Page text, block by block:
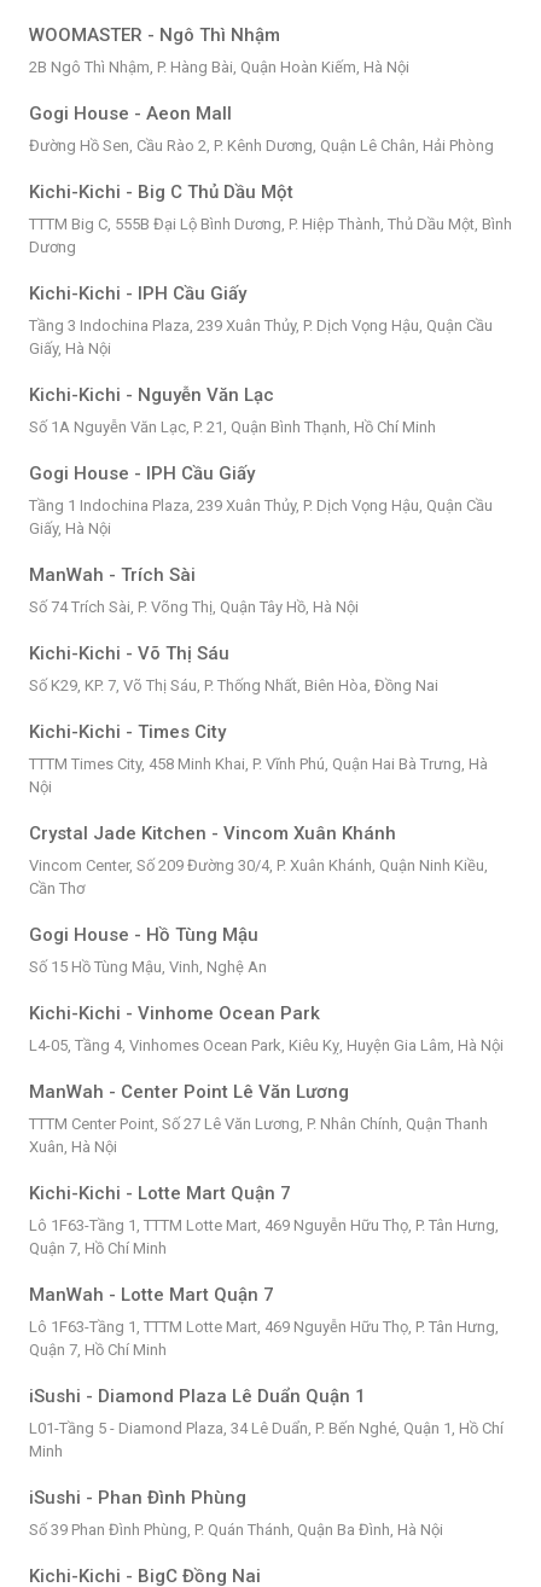
WOOMASTER - Ngô Thì Nhậm
2B Ngô Thì Nhậm, P. Hàng Bài, Quận Hoàn Kiếm, Hà Nội
Gogi House - Aeon Mall
Đường Hồ Sen, Cầu Rào 2, P. Kênh Dương, Quận Lê Chân, Hải Phòng
Kichi-Kichi - Big C Thủ Dầu Một
TTTM Big C, 555B Đại Lộ Bình Dương, P. Hiệp Thành, Thủ Dầu Một, Bình
Dương
Kichi-Kichi - IPH Cầu Giấy
Tầng 3 Indochina Plaza, 239 Xuân Thủy, P. Dịch Vọng Hậu, Quận Cầu
Giấy, Hà Nội
Kichi-Kichi - Nguyễn Văn Lạc
Số 1A Nguyễn Văn Lạc, P. 21, Quận Bình Thạnh, Hồ Chí Minh
Gogi House - IPH Cầu Giấy
Tầng 1 Indochina Plaza, 239 Xuân Thủy, P. Dịch Vọng Hậu, Quận Cầu
Giấy, Hà Nội
ManWah - Trích Sài
Số 74 Trích Sài, P. Võng Thị, Quận Tây Hồ, Hà Nội
Kichi-Kichi - Võ Thị Sáu
Số K29, KP. 7, Võ Thị Sáu, P. Thống Nhất, Biên Hòa, Đồng Nai
Kichi-Kichi - Times City
TTTM Times City, 458 Minh Khai, P. Vĩnh Phú, Quận Hai Bà Trưng, Hà
Nội
Crystal Jade Kitchen - Vincom Xuân Khánh
Vincom Center, Số 209 Đường 30/4, P. Xuân Khánh, Quận Ninh Kiều,
Cần Thơ
Gogi House - Hồ Tùng Mậu
Số 15 Hồ Tùng Mậu, Vinh, Nghệ An
Kichi-Kichi - Vinhome Ocean Park
L4-05, Tầng 4, Vinhomes Ocean Park, Kiêu Kỵ, Huyện Gia Lâm, Hà Nội
ManWah - Center Point Lê Văn Lương
TTTM Center Point, Số 27 Lê Văn Lương, P. Nhân Chính, Quận Thanh
Xuân, Hà Nội
Kichi-Kichi - Lotte Mart Quận 7
Lô 1F63-Tầng 1, TTTM Lotte Mart, 469 Nguyễn Hữu Thọ, P. Tân Hưng,
Quận 7, Hồ Chí Minh
ManWah - Lotte Mart Quận 7
Lô 1F63-Tầng 1, TTTM Lotte Mart, 469 Nguyễn Hữu Thọ, P. Tân Hưng,
Quận 7, Hồ Chí Minh
iSushi - Diamond Plaza Lê Duẩn Quận 1
L01-Tầng 5 - Diamond Plaza, 34 Lê Duẩn, P. Bến Nghé, Quận 1, Hồ Chí
Minh
iSushi - Phan Đình Phùng
Số 39 Phan Đình Phùng, P. Quán Thánh, Quận Ba Đình, Hà Nội
Kichi-Kichi - BigC Đồng Nai